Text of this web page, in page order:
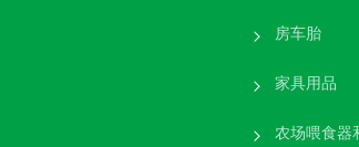
房车胎
家具用品
农场喂食器